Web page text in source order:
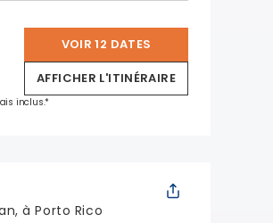
VOIR 12 DATES
AFFICHER L'ITINÉRAIRE
inclus.*
à Porto Rico